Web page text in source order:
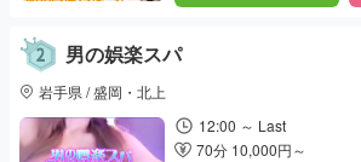
男の娯楽スパ
岩手県 / 盛岡・北上
12:00 ～ Last
70分 10,000円～